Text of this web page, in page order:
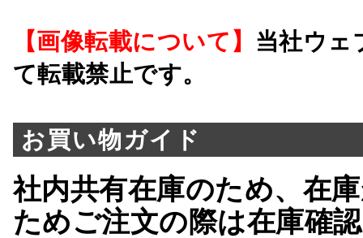
【画像転載について】 当社ウェ
て転載禁止です。
お買い物ガイド
社内共有在庫のため、在
ためご注文の際は在庫確